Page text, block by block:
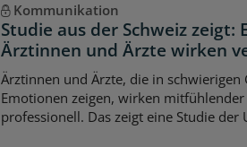
Kommunikation
Studie aus der Schweiz zeigt:
Ärztinnen und Ärzte wirken
Ärztinnen und Ärzte, die in schwierigen
Emotionen zeigen, wirken
professionell. Das zeigt eine Studie der